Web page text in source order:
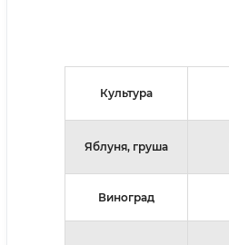
Культура
Яблуня, груша
Виноград